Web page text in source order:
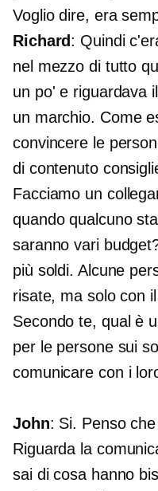
Voglio dire, era
Richard: Quindi
nel mezzo di tutto
un po' e riguardava
un marchio. Come
convincere le
di contenuto
Facciamo un
quando qualcuno
saranno vari
più soldi. Alcune
risate, ma solo con
Secondo te, qual è
per le persone sui
comunicare con i
John: Si. Penso
Riguarda la
sai di cosa hanno